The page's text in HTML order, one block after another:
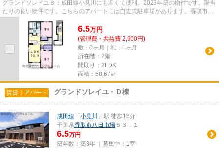
グランドソレイユＢ：成田線小見川にも近くて便利。2023年築の物件です。陽当
たりの良い物件です。こちらのアパートには自走式駐車場があります。香取市エ
リアにある賃貸情報のことな...
6.5万円
(管理費・共益費 2,900円)
敷：0ヶ月｜礼：1ヶ月
所在階：2階
間取り：2LDK
面積：58.67㎡
賃貸｜アパート グランドソレイユ・Ｄ棟
成田線 「 小見川
」駅 徒歩16分
千葉県香取市八日市場 ５３－１
6.5万円
築年数：築3年 ｜募集中： 1室